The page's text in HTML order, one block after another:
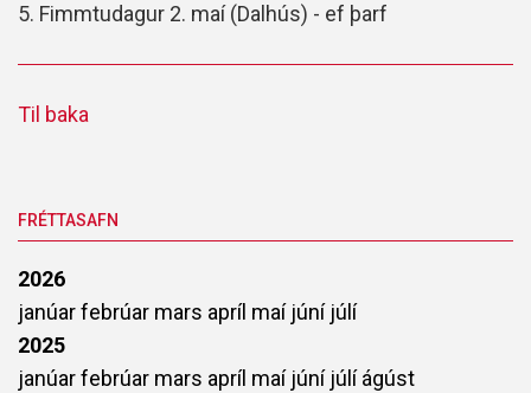
5. Fimmtudagur 2. maí (Dalhús) - ef þarf
Til baka
FRÉTTASAFN
2026
janúarfebrúar mars apríl maí júní júlí
2025
janúarfebrúar mars apríl maí júní júlíágúst